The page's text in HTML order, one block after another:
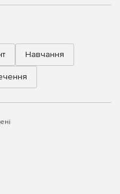
Навчання